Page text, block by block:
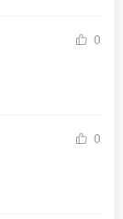
0
0